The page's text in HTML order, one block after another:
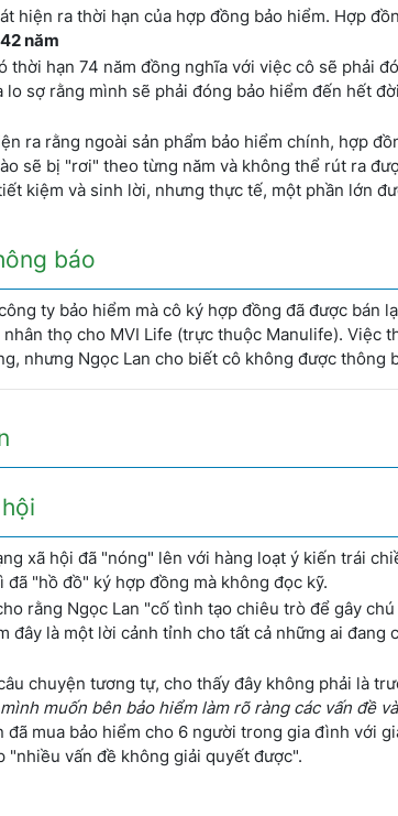
hiện ra thời hạn của hợp đồng bảo hiểm. Hợp
42 năm
hạn 74 năm đồng nghĩa với việc cô sẽ phải
sợ rằng mình sẽ phải đóng bảo hiểm đến hết
ra rằng ngoài sản phẩm bảo hiểm chính, hợp
sẽ bị "rơi" theo từng năm và không thể rút ra
kiệm và sinh lời, nhưng thực tế, một phần lớn
báo
ty bảo hiểm mà cô ký hợp đồng đã được bán
thọ cho MVI Life (trực thuộc Manulife). Việc
nhưng Ngọc Lan cho biết cô không được thông
xã hội đã "nóng" lên với hàng loạt ý kiến trái
"hồ đồ" ký hợp đồng mà không đọc kỹ.
rằng Ngọc Lan "cố tình tạo chiêu trò để gây chú
đây là một lời cảnh tỉnh cho tất cả những ai đang
chuyện tương tự, cho thấy đây không phải là
muốn bên bảo hiểm làm rõ ràng các vấn đề
đã mua bảo hiểm cho 6 người trong gia đình với
vấn đề không giải quyết được".